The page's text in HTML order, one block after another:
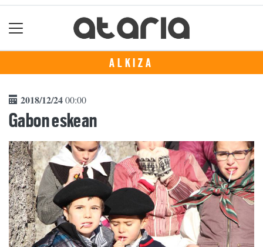
ALKIZA
2018/12/2400:00
Gabon eskean